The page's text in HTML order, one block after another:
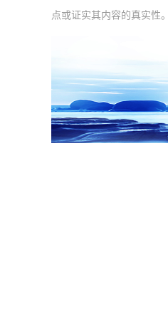
点或证实其内容的真实性